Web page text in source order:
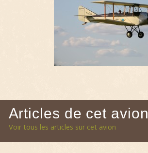
Articles de cet avion
Voir tous les articles sur cet avion